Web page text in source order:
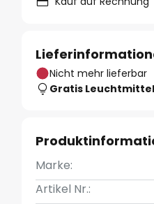
Nicht mehr lieferbar
Gratis Leuchtmittel
Marke:
Artikel Nr.: